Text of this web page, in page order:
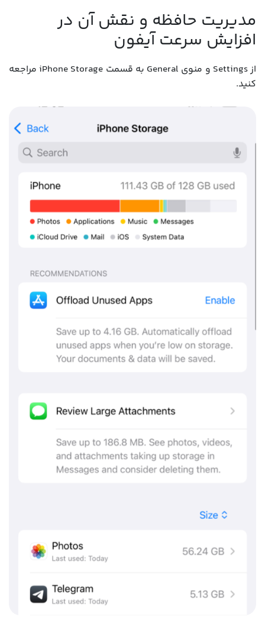
مدیریت حافظه و نقش آن در
افزایش سرعت آیفون
از Settings و منوی General به قسمت iPhone Storage مراجعه
کنید.